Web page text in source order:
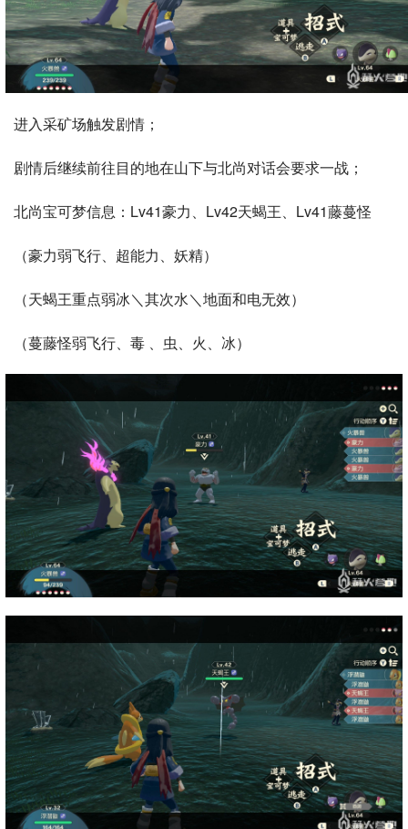
进入采矿场触发剧情；
剧情后继续前往目的地在山下与北尚对话会要求一战；
北尚宝可梦信息：Lv41豪力、Lv42天蝎王、Lv41藤蔓怪
（豪力弱飞行、超能力、妖精）
（天蝎王重点弱冰＼其次水＼地面和电无效）
（蔓藤怪弱飞行、毒 、虫、火、冰）